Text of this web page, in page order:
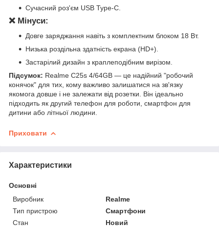
Сучасний роз'єм USB Type-C.
❌ Мінуси:
Довге заряджання навіть з комплектним блоком 18 Вт.
Низька роздільна здатність екрана (HD+).
Застарілий дизайн з краплеподібним вирізом.
Підсумок: Realme C25s 4/64GB — це надійний "робочий
конячок" для тих, кому важливо залишатися на зв'язку
якомога довше і не залежати від розетки. Він ідеально
підходить як другий телефон для роботи, смартфон для
дитини або літньої людини.
Приховати
Характеристики
Основні
Виробник
Realme
Тип пристрою
Смартфони
Стан
Новий